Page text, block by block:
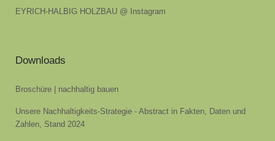
EYRICH-HALBIG HOLZBAU @ Instagram
Downloads
Broschüre | nachhaltig bauen
Unsere Nachhaltigkeits-Strategie - Abstract in Fakten, Daten und
Zahlen, Stand 2024